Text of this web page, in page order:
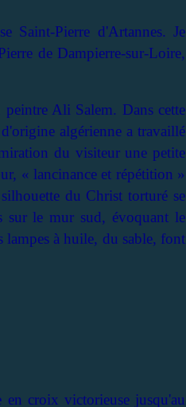
Saint-Pierre d'Artannes. Je
de Dampierre-sur-Loire,
Ali Salem. Dans cette
algérienne a travaillé
du visiteur une petite
« lancinance et répétition »
du Christ torturé se
sur le mur sud, évoquant le
lampes à huile, du sable, font
en croix victorieuse jusqu'au